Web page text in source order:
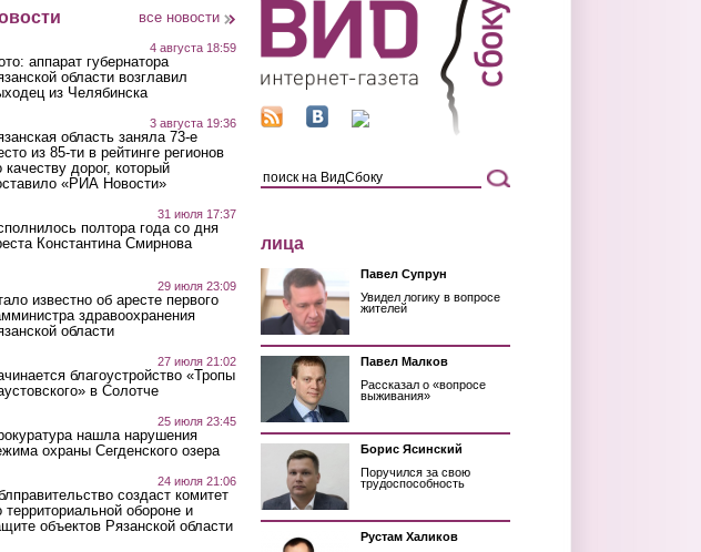
все новости
4 августа 18:59
аппарат губернатора
области возглавил
из Челябинска
3 августа 19:36
область заняла 73-е
из 85-ти в рейтинге регионов
качеству дорог, который
«РИА Новости»
31 июля 17:37
полтора года со дня
Константина Смирнова
29 июля 23:09
известно об аресте первого
здравоохранения
области
27 июля 21:02
благоустройство «Тропы
в Солотче
25 июля 23:45
нашла нарушения
охраны Сегденского озера
24 июля 21:06
создаст комитет
территориальной обороне и
объектов Рязанской области
лица
Павел Супрун
Увидел логику в вопросе
жителей
Павел Малков
Рассказал о «вопросе
выживания»
Борис Ясинский
Поручился за свою
трудоспособность
Рустам Халиков